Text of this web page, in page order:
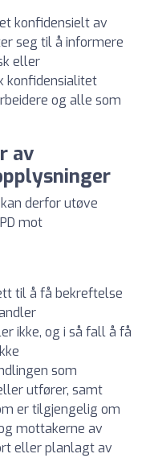
konfidensielt av
seg til å informere
eller
konfidensialitet
og alle som
av
kan derfor utøve
mot
til å få bekreftelse
ikke, og i så fall å få
som
utfører, samt
er tilgjengelig om
mottakerne av
eller planlagt av